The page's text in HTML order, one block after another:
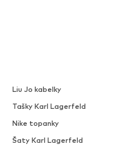
Liu Jo kabelky
Tašky Karl Lagerfeld
Nike topanky
Šaty Karl Lagerfeld